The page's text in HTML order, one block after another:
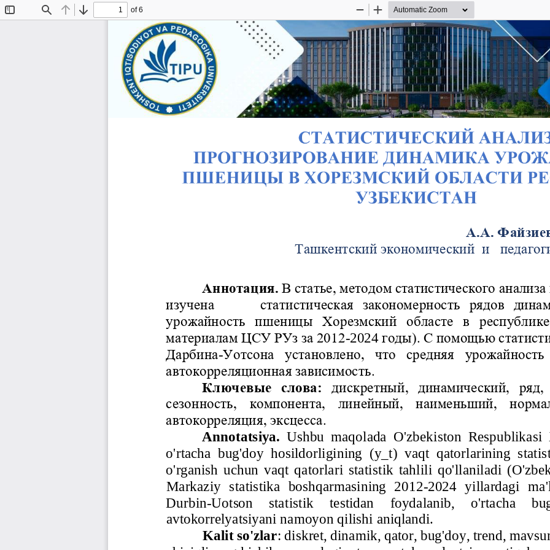
Find Previous
Next
of 6
Zoom
Out
Zoom
In
“YANGI O‘ZBEKISTON IQTISODIYOTINI RIVOJLANTIRISHNING
INVESTITSIYALAR, RAQAMLI VA YASHIL IQTISODIYOT, IQTISODIYOTNI
А.А.
Ташкентский экономический  и
Аннотация. В статье, методом статистического
изучена          статистическая  закономерность  рядов
урожайность
пшеницы Хорезмский областе  в
материалам ЦСУ РУз за 2012-2024 годы). С помощью
Дарбина-Уотсона  установлено,  что  средняя урожайность
автокорреляционная зависимость.
Ключевые  слова:
дискретный ,  динамический,  ряд,
сезонность,  компонента,  линейный,  наименьший,
автокорреляция, эксцесса.
Annotatsiya. Ushbu maqolada O'zbekiston Respublikasi
o'rtacha bug'doy hosildorligining (y_t) vaqt qatorlarining
o'rganish uchun vaqt qatorlari statistik tahlili qo'llaniladi (O'
Markaziy statistika boshqarmasining 2012-2024 yillardagi ma'
Durbin-Uotson statistik testidan foydalanib o'rtacha
avtokorrelyatsiyani namoyon qilishi aniqlandi.
Kalit so'zlar: diskret , dinamik , qator, bug'doy, trend ,